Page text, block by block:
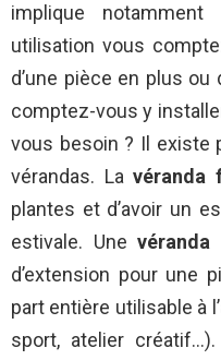
implique
utilisation vous
d’une pièce en plus ou
comptez-vous y
vous besoin ? Il existe
vérandas. La véranda
plantes et d’avoir un
estivale. Unevéranda
d’extension pour une
part entière utilisable à
sport, atelier